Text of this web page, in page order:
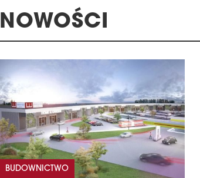
NOWOŚCI
BUDOWNICTWO
THE 16TH CENTRAL &
EASTERN EUROPE
EUROBUILDCEE